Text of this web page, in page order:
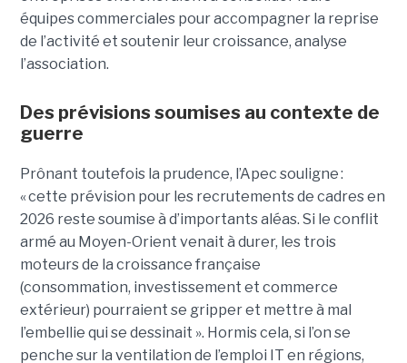
équipes commerciales pour accompagner la reprise
de l’activité et soutenir leur croissance, analyse
l’association.
Des prévisions soumises au contexte de
guerre
Prônant toutefois la prudence, l’Apec souligne :
« cette prévision pour les recrutements de cadres en
2026 reste soumise à d’importants aléas. Si le conflit
armé au Moyen-Orient venait à durer, les trois
moteurs de la croissance française
(consommation, investissement et commerce
extérieur) pourraient se gripper et mettre à mal
l’embellie qui se dessinait ». Hormis cela, si l’on se
penche sur la ventilation de l’emploi IT en régions,